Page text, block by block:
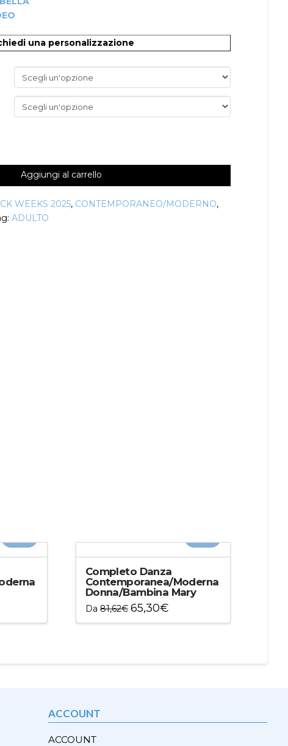
una personalizzazione
Aggiungi al carrello
WEEKS 2025, CONTEMPORANEO/MODERNO,
ADULTO
Completo Danza
Contemporanea/Moderna
Donna/Bambina Mary
Da81,62€ 65,30€
più
possono
ACCOUNT
ACCOUNT